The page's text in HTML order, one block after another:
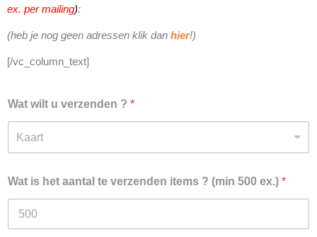
ex. per mailing):
(heb je nog geen adressen klik dan hier!)
[/vc_column_text]
Wat wilt u verzenden ? *
Kaart
Wat is het aantal te verzenden items ? (min 500 ex.) *